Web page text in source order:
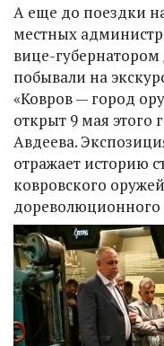
А еще до поездки
местных
вице-
побывали на
«Ковров — город
открыт 9 мая этого
Авдеева.
отражает историю
ковровского